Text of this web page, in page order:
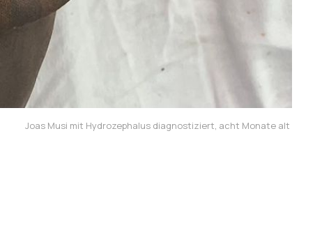
Joas Musi mit Hydrozephalus diagnostiziert, acht Monate alt